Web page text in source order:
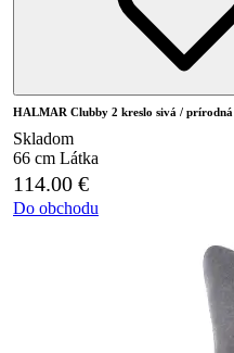
HALMAR Clubby 2 kreslo sivá / prírodná
Skladom
66 cm Látka
114.00 €
Do obchodu